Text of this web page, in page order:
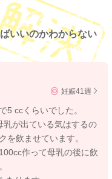
いいのかわからない
妊娠41週
5 ccくらいでした。
が出ている気はするの
を飲ませています。
作って母乳の後に飲